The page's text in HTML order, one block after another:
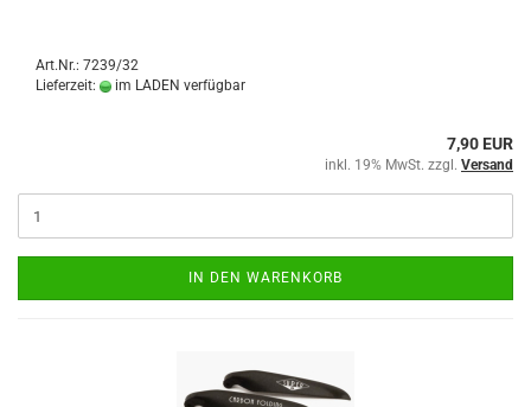
Art.Nr.: 7239/32
Lieferzeit:
im LADEN verfügbar
7,90 EUR
inkl. 19% MwSt. zzgl. Versand
IN DEN WARENKORB